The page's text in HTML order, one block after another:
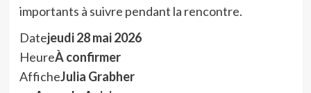
importants à suivre pendant la rencontre.
Datejeudi 28 mai 2026
HeureÀ confirmer
AfficheJulia Grabher